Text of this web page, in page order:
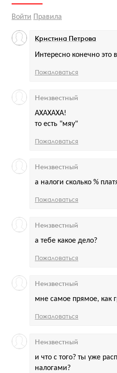
Войти Правила
Интересно конечно это
Кристина Петрова
Пожаловаться
АХАХАХА!
то есть "мяу"
Неизвестный
Пожаловаться
а налоги сколько %
Неизвестный
Пожаловаться
а тебе какое дело?
Неизвестный
Пожаловаться
мне самое прямое, как
Неизвестный
Пожаловаться
и что с того? ты уже
налогами?
Неизвестный